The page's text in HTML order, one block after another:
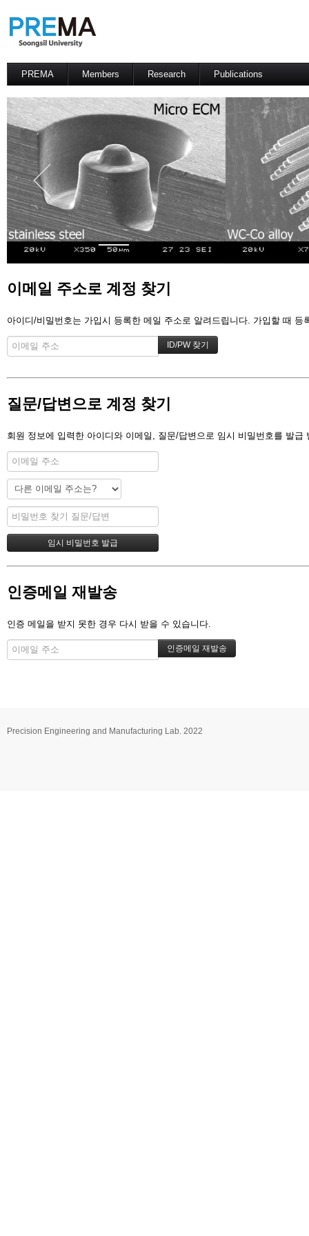
PREMA Members Research Publications
International Conference
Domestic Journal
Domestic Conference
Patents
이메일 주소로 계정 찾기
아이디/비밀번호는 가입시 등록한 메일 주소로 알려드립니다. 가입할 때
질문/답변으로 계정 찾기
회원 정보에 입력한 아이디와 이메일, 질문/답변으로 임시 비밀번호를 발급
인증메일 재발송
인증 메일을 받지 못한 경우 다시 받을 수 있습니다.
Precision Engineering and Manufacturing Lab. 2022